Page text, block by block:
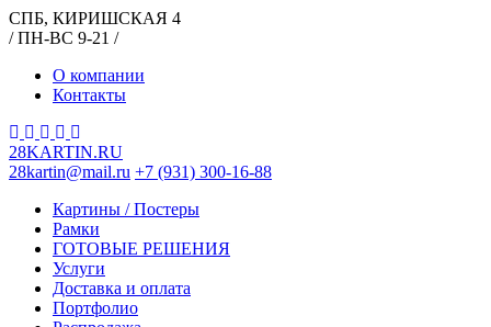
СПБ, КИРИШСКАЯ 4
/ ПН-ВС 9-21 /
О компании
Контакты
28KARTIN.RU
28kartin@mail.ru +7 (931) 300-16-88
Картины / Постеры
Рамки
ГОТОВЫЕ РЕШЕНИЯ
Услуги
Доставка и оплата
Портфолио